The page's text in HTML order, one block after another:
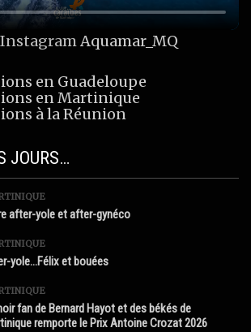
InstagramAquamar_MQ
en Guadeloupe
en Martinique
à la Réunion
JOURS…
after-yole et after-gynéco
yole…Félix et bouées
fan de Bernard Hayot et des békés de
remporte le Prix Antoine Crozat 2026